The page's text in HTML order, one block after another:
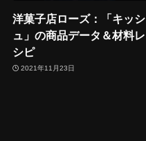
洋菓子店ローズ：「キッシ
ュ」の商品データ＆材料レ
シピ
2021年11月23日